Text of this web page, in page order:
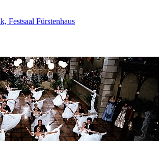
Festsaal Fürstenhaus